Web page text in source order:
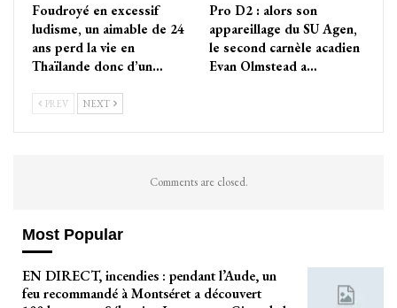
Foudroyé en excessif
ludisme, un aimable de 24
ans perd la vie en
Thaïlande donc d’un…
Pro D2 : alors son
appareillage du SU Agen,
le second carnèle acadien
Evan Olmstead a…
PREV NEXT
Comments are closed.
Most Popular
EN DIRECT, incendies : pendant l’Aude, un
feu recommandé à Montséret a découvert